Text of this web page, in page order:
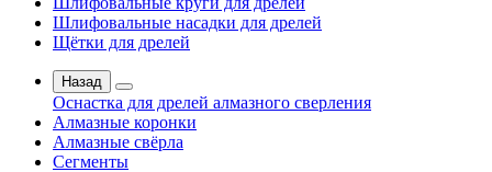
Шлифовальные насадки для дрелей
Щётки для дрелей
Назад
Оснастка для дрелей алмазного сверления
Алмазные коронки
Алмазные свёрла
Сегменты